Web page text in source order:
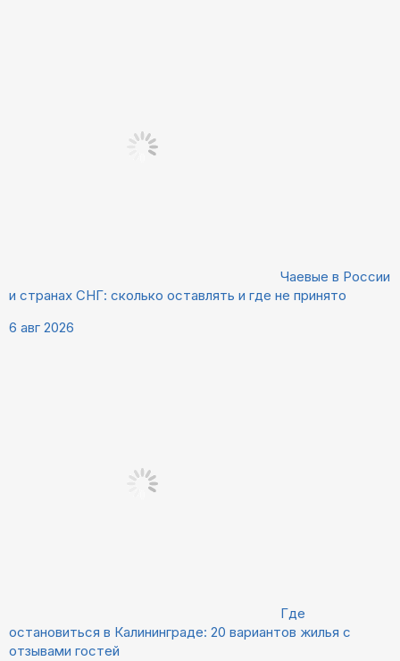
Чаевые в России
и странах СНГ: сколько оставлять и где не принято
6 авг 2026
Где
остановиться в Калининграде: 20 вариантов жилья с
отзывами гостей